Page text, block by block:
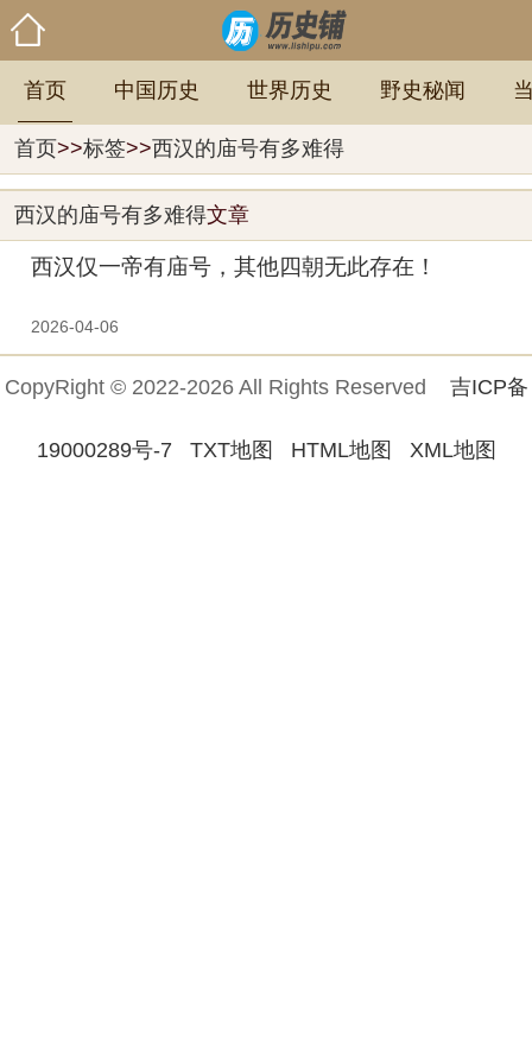
首页 中国历史 世界历史 野史秘闻
首页>>标签>>西汉的庙号有多难得
西汉的庙号有多难得文章
西汉仅一帝有庙号，其他四朝无此存在！
2026-04-06
CopyRight © 2022-2026 All Rights Reserved 吉ICP备
19000289号-7 TXT地图 HTML地图 XML地图